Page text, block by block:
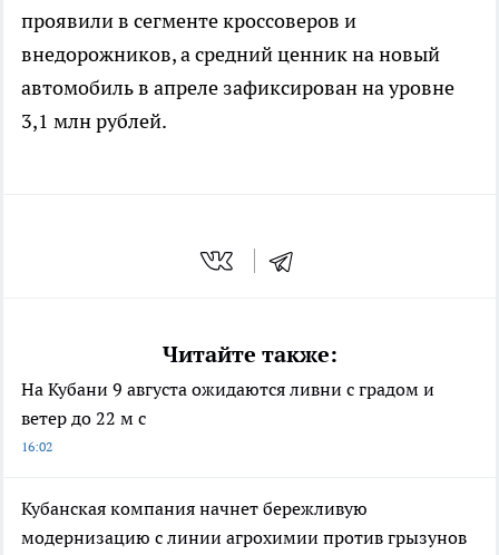
проявили в сегменте кроссоверов и
внедорожников, а средний ценник на новый
автомобиль в апреле зафиксирован на уровне
3,1 млн рублей.
Читайте также:
На Кубани 9 августа ожидаются ливни с градом и
ветер до 22 м с
16:02
Кубанская компания начнет бережливую
модернизацию с линии агрохимии против грызунов